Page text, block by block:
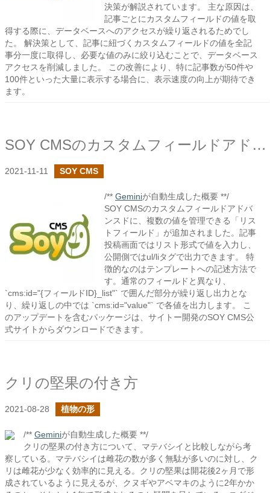
決策が解説されています。 主な原因は、
記事ごとにカスタムフィールドの値を取
得する際に、データベースへのアクセスが繰り返されるためでし
た。 解決策として、記事に紐づくカスタムフィールドの値を全記
事分一度に取得し、必要な値のみに絞り込むことで、データベース
アクセスを削減しました。 この改善により、特に記事数が50件や
100件といった大量に表示する場合に、表示速度の向上が期待でき
ます。
SOY CMSのカスタムフィールドアドバンスドでリストフィールドを追加しました
2021-11-11 SOY CMS
/** Geminiが自動生成した概要 **/
SOY CMSのカスタムフィールドアドバ
ンスドに、複数の値を管理できる「リス
トフィールド」が追加されました。記事
投稿画面ではリスト形式で値を入力し、
公開側ではul/liタグで出力できます。 特
徴的なのはテンプレートへの記述方法で
す。通常のフィールドと異なり、
`cms:id="{フィールドID}_list"` で囲んだ部分が繰り返し出力とな
り、繰り返しの中では `cms:id="value"` で各値を出力します。 こ
のアップデートを含むパッケージは、サイトー開発のSOY CMS公
式サイトからダウンロードできます。
クリの堅果の付き方
2021-08-28 植物の形
/** Geminiが自動生成した概要 **/
クリの堅果の付き方について、マテバシイと比較しながら考
察している。マテバシイは雌花の数が多く無駄が多いのに対し、ク
リは雌花が少なく効率的に見える。クリの堅果は開花後2ヶ月で形
成されているように見えるが、クヌギやアベマキのように2年かか